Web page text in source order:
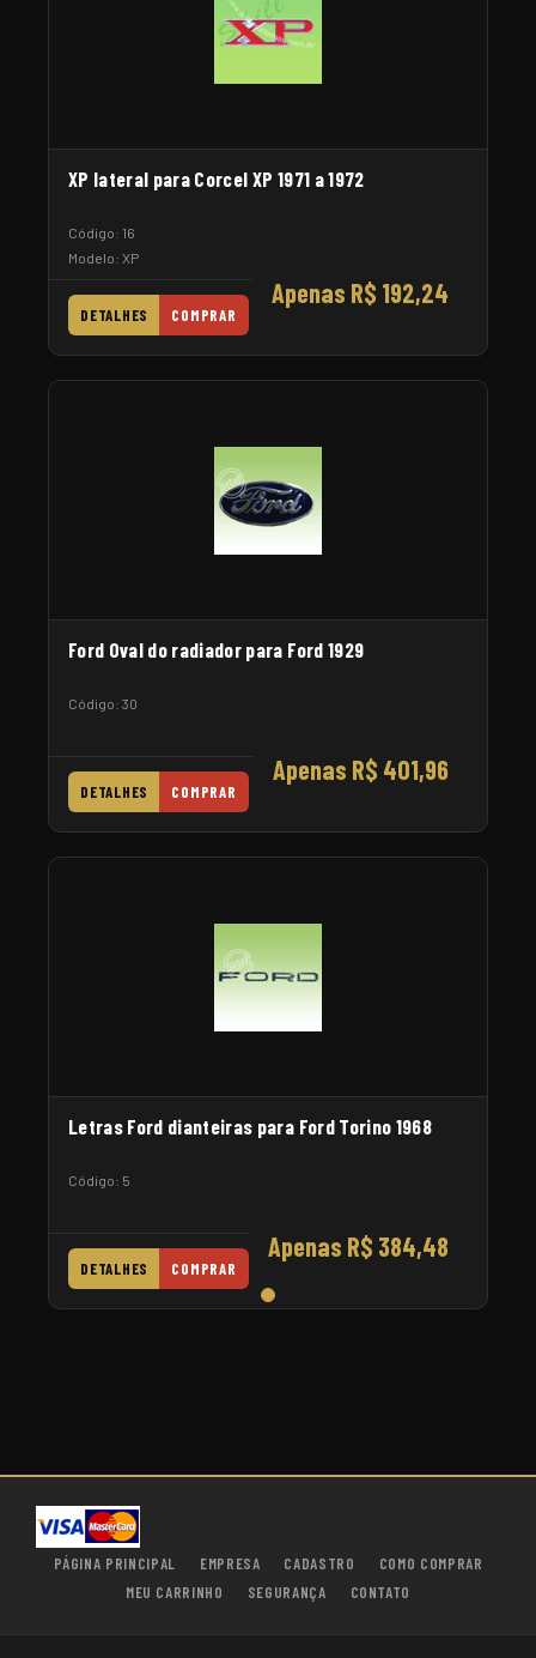
XP lateral para Corcel XP 1971 a 1972
Código: 16
Modelo: XP
Apenas R$ 192,24
DETALHES COMPRAR
Ford Oval do radiador para Ford 1929
Código: 30
Apenas R$ 401,96
DETALHES COMPRAR
Letras Ford dianteiras para Ford Torino 1968
Código: 5
Apenas R$ 384,48
DETALHES COMPRAR
PÁGINA PRINCIPAL EMPRESA CADASTRO
COMO COMPRAR
MEU CARRINHO
SEGURANÇA CONTATO